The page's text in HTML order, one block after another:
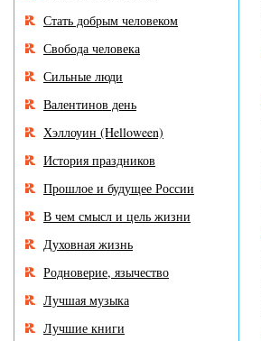
Стать добрым человеком
Свобода человека
Сильные люди
Валентинов день
Хэллоуин (Helloween)
История праздников
Прошлое и будущее России
В чем смысл и цель жизни
Духовная жизнь
Родноверие, язычество
Лучшая музыка
Лучшие книги